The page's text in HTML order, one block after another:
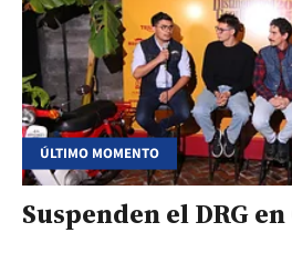
ÚLTIMO MOMENTO
Suspenden el DRG